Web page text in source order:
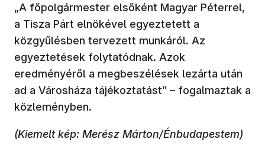
„A főpolgármester elsőként Magyar Péterrel,
a Tisza Párt elnökével egyeztetett a
közgyűlésben tervezett munkáról. Az
egyeztetések folytatódnak. Azok
eredményéről a megbeszélések lezárta után
ad a Városháza tájékoztatást” – fogalmaztak a
közleményben.
(Kiemelt kép: Merész Márton/Énbudapestem)